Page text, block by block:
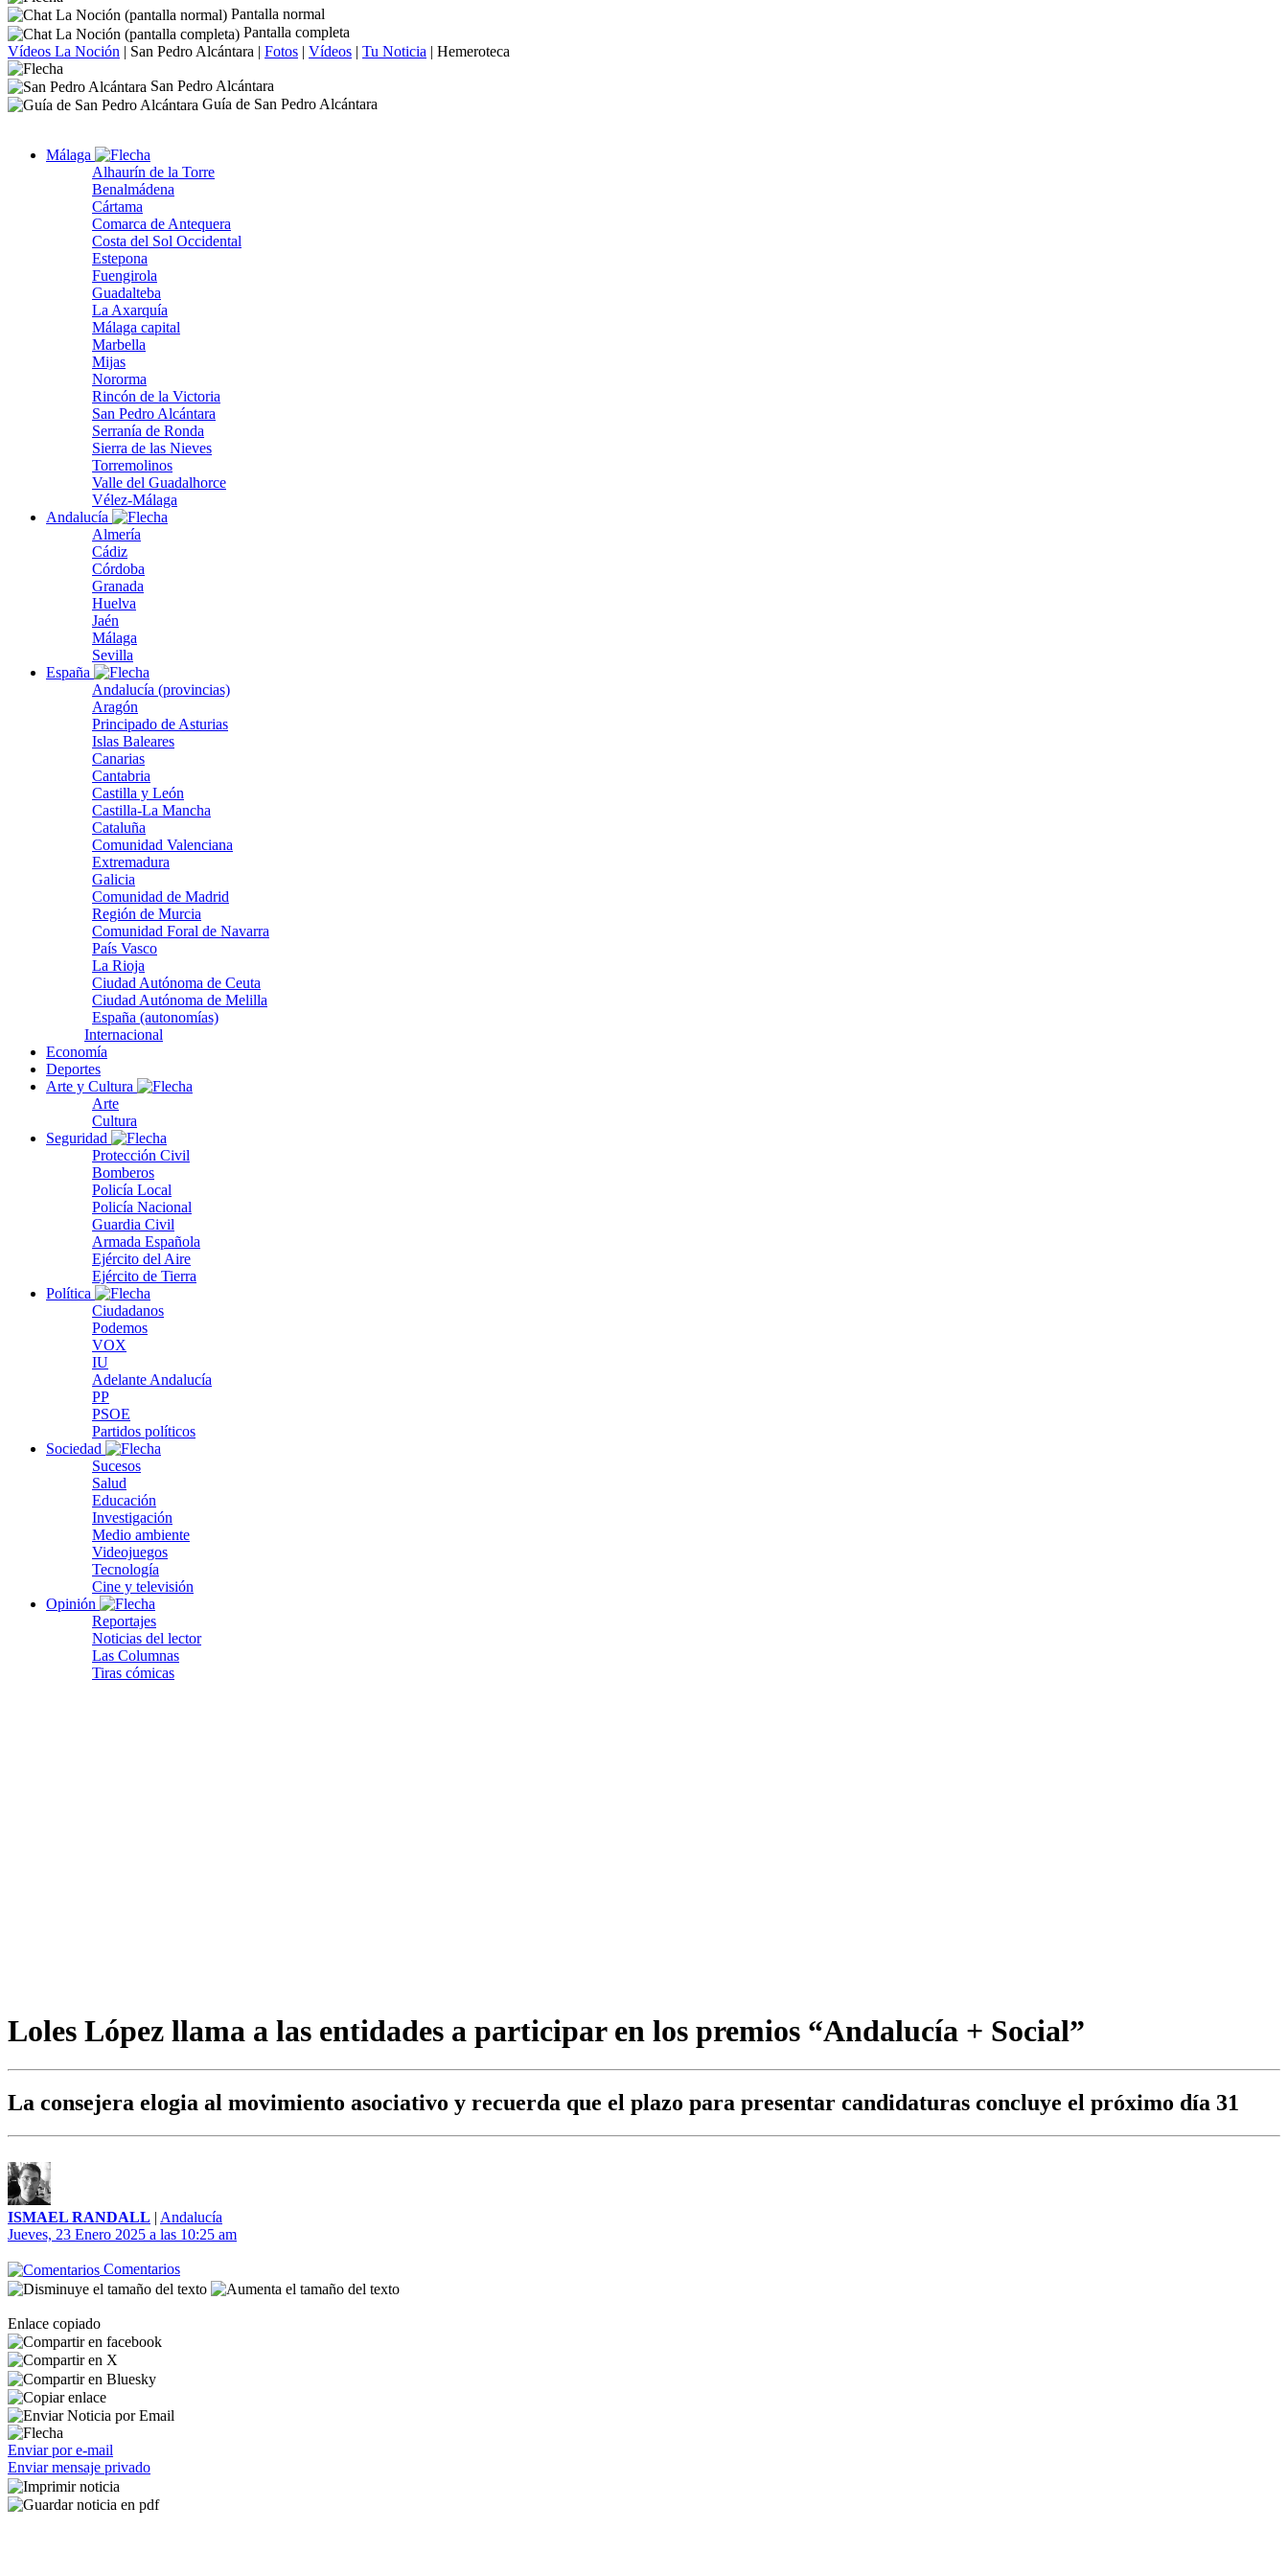
Pantalla normal
Pantalla completa
Vídeos La Noción | San Pedro Alcántara | Fotos | Vídeos | Tu Noticia | Hemeroteca
San Pedro Alcántara
Guía de San Pedro Alcántara
Málaga
Alhaurín de la Torre
Benalmádena
Cártama
Comarca de Antequera
Costa del Sol Occidental
Estepona
Fuengirola
Guadalteba
La Axarquía
Málaga capital
Marbella
Mijas
Nororma
Rincón de la Victoria
San Pedro Alcántara
Serranía de Ronda
Sierra de las Nieves
Torremolinos
Valle del Guadalhorce
Vélez-Málaga
Andalucía
Almería
Cádiz
Córdoba
Granada
Huelva
Jaén
Málaga
Sevilla
España
Andalucía (provincias)
Aragón
Principado de Asturias
Islas Baleares
Canarias
Cantabria
Castilla y León
Castilla-La Mancha
Cataluña
Comunidad Valenciana
Extremadura
Galicia
Comunidad de Madrid
Región de Murcia
Comunidad Foral de Navarra
País Vasco
La Rioja
Ciudad Autónoma de Ceuta
Ciudad Autónoma de Melilla
España (autonomías)
Internacional
Economía
Deportes
Arte y Cultura
Arte
Cultura
Seguridad
Protección Civil
Bomberos
Policía Local
Policía Nacional
Guardia Civil
Armada Española
Ejército del Aire
Ejército de Tierra
Política
Ciudadanos
Podemos
VOX
IU
Adelante Andalucía
PP
PSOE
Partidos políticos
Sociedad
Sucesos
Salud
Educación
Investigación
Medio ambiente
Videojuegos
Tecnología
Cine y televisión
Opinión
Reportajes
Noticias del lector
Las Columnas
Tiras cómicas
Loles López llama a las entidades a participar en los premios “Andalucía + Social”
La consejera elogia al movimiento asociativo y recuerda que el plazo para presentar candidaturas concluye el próximo día 31
ISMAEL RANDALL | Andalucía
Jueves, 23 Enero 2025 a las 10:25 am
Comentarios
Enlace copiado
Enviar por e-mail
Enviar mensaje privado